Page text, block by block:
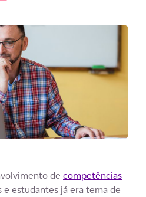
de competências
e estudantes já era tema de